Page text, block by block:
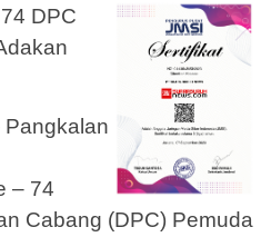
DPC
– 74
Cabang (DPC) Pemuda